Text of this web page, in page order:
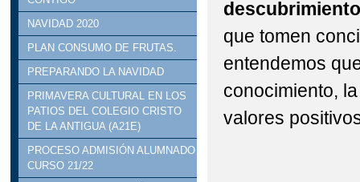
NAVIDAD 2020
PLAN CONSUMO DE FRUTAS.
PREPARANDO LA NAVIDAD
PRIMAVERA CULTURAL EN LOS
PATIOS DEL COLEGIO CRISTO
DE LA ANTIGUA (A21E)
PROCESO ADMISIÓN ALUMNADO
CURSO 21/22
que tomen
entendemos
conocimiento,
valores